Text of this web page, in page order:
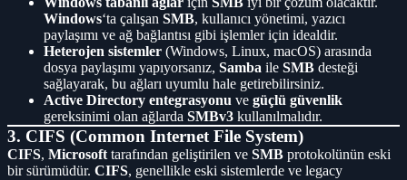
Windows‘ta çalışan SMB, kullanıcı yönetimi, yazıcı
paylaşımı ve ağ bağlantısı gibi işlemler için idealdir.
Heterojen sistemler (Windows, Linux, macOS) arasında
dosya paylaşımı yapıyorsanız, Samba ile SMB desteği
sağlayarak, bu ağları uyumlu hale getirebilirsiniz.
Active Directory entegrasyonu ve güçlü güvenlik
gereksinimi olan ağlarda SMBv3 kullanılmalıdır.
3. CIFS (Common Internet File System)
CIFS, Microsoft tarafından geliştirilen ve SMB protokolünün eski
bir sürümüdür. CIFS, genellikle eski sistemlerde ve legacy